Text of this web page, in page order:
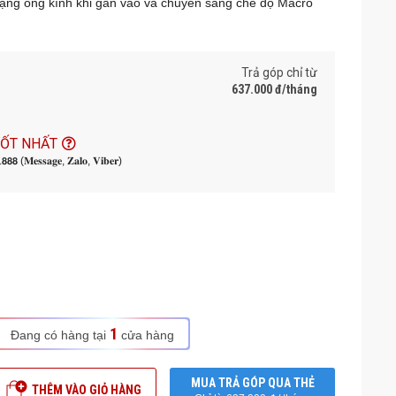
trở về cài đặt tiêu chuẩn
hình phía sau của máy ảnh cho biết chủ thể của bạn có
nước
video HyperSmooth cho video mượt mà ngay cả ở cự ly
cụ
Trả góp chỉ từ
637.000 đ/tháng
NHẤT
(𝐌𝐞𝐬𝐬𝐚𝐠𝐞, 𝐙𝐚𝐥𝐨, 𝐕𝐢𝐛𝐞𝐫)
Đang có hàng tại 1 cửa hàng
THÊM VÀO GIỎ HÀNG MUA TRẢ GÓP QUA THẺ